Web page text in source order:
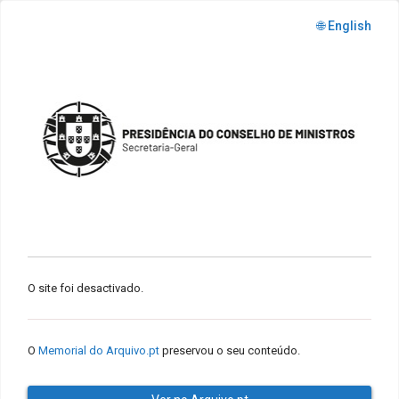
🌐 English
O site foi desactivado.
O Memorial do Arquivo.pt preservou o seu conteúdo.